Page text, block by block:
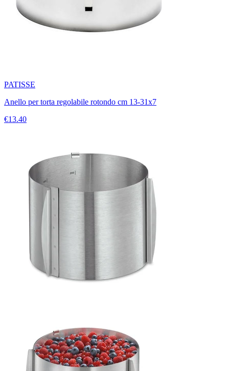
PATISSE
Anello per torta regolabile rotondo cm 13-31x7
€13.40